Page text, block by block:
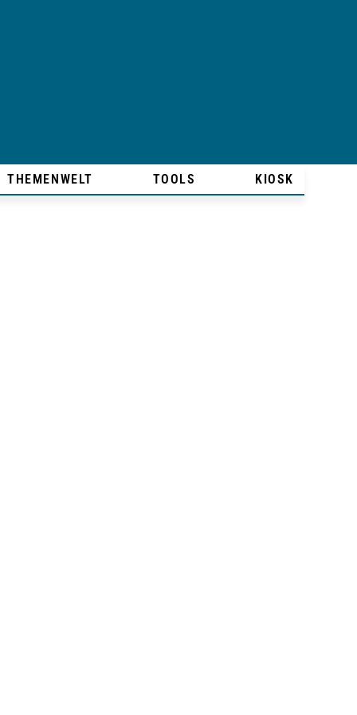
THEMENWELT TOOLS KIOSK